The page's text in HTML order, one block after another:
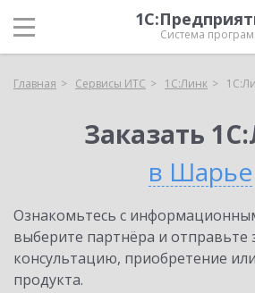
Система
Главная Сервисы ИТС 1С:Линк
Заказать
в Шарье
Ознакомьтесь с
выберите партнёра и отправьте
консультацию, приобретение
продукта.